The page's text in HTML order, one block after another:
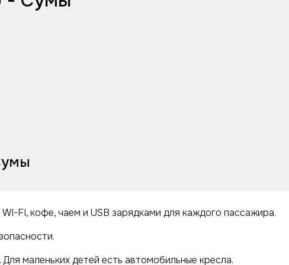
FI, кофе, чаем и USB зарядками для каждого пассажира.
маленьких детей есть автомобильные кресла.